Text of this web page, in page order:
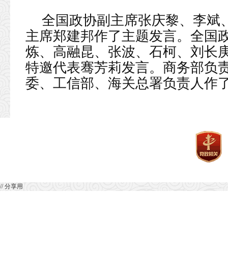
全国政协副主席张庆黎、李斌
主席郑建邦作了主题发言。全国
炼、高融昆、张波、石柯、刘长
特邀代表骞芳莉发言。商务部负
委、工信部、海关总署负责人作
// 分享用